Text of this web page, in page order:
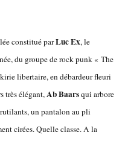
constitué parLuc Ex, le
du groupe de rock punk « The
libertaire, en débardeur fleuri
très élégant,Ab Baarsqui arbore
un pantalon au pli
cirées. Quelle classe. A la